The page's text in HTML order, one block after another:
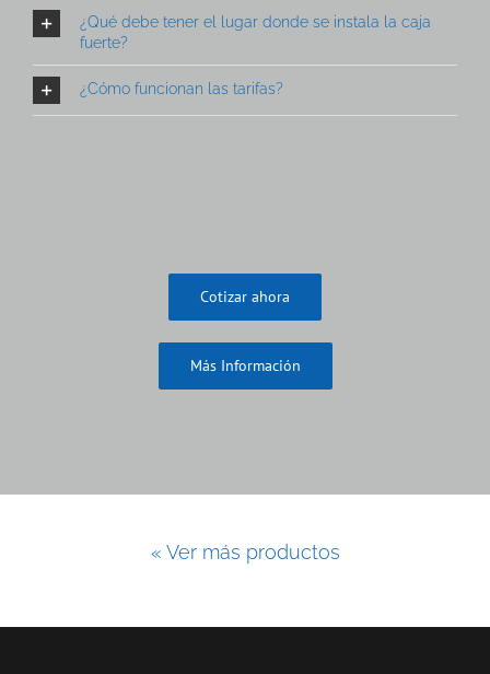
¿Qué debe tener el lugar donde se instala la caja
fuerte?
¿Cómo funcionan las tarifas?
Cotizar ahora
Más Información
« Ver más productos